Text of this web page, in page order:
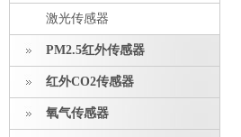
激光传感器
PM2.5红外传感器
红外CO2传感器
氧气传感器